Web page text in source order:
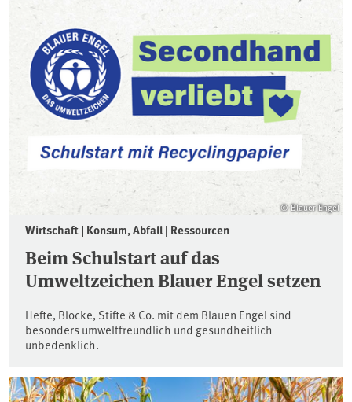
© Blauer Engel
Wirtschaft | Konsum, Abfall | Ressourcen
Beim Schulstart auf das
Umweltzeichen Blauer Engel setzen
Hefte, Blöcke, Stifte & Co. mit dem Blauen Engel sind
besonders umweltfreundlich und gesundheitlich
unbedenklich.